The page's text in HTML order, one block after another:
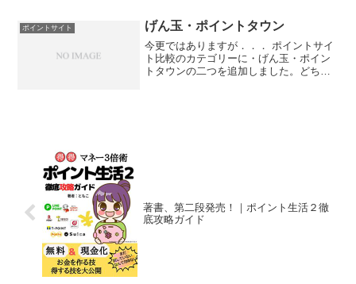
が、クレジットカードやポイントカード
を選ぶ際に考慮すべきは、自分...
ポイントサイト げん玉・ポイントタウン
今更ではありますが．．． ポイントサイ
ト比較のカテゴリーに・げん玉・ポイン
トタウンの二つを追加しました。どちら
著書、第二段発売！｜ポイント生活２徹
底攻略ガイド